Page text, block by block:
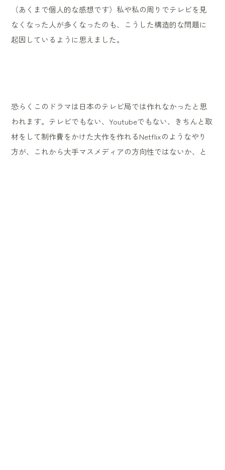
（あくまで個人的な感想です）私や私の周りでテレビを見
なくなった人が多くなったのも、こうした構造的な問題に
起因しているように思えました。
恐らくこのドラマは日本のテレビ局では作れなかったと思
われます。テレビでもない、Youtubeでもない、きちんと取
材をして制作費をかけた大作を作れるNetflixのようなやり
方が、これから大手マスメディアの方向性ではないか、と